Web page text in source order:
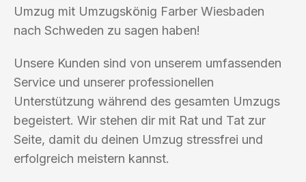
Umzug mit Umzugskönig Farber Wiesbaden
nach Schweden zu sagen haben!
Unsere Kunden sind von unserem umfassenden
Service und unserer professionellen
Unterstützung während des gesamten Umzugs
begeistert. Wir stehen dir mit Rat und Tat zur
Seite, damit du deinen Umzug stressfrei und
erfolgreich meistern kannst.